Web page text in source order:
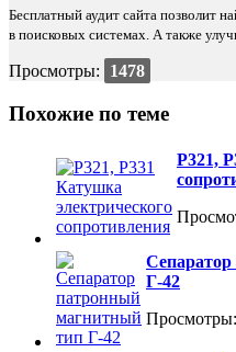
Бесплатный аудит сайта позволит
в поисковых системах. А также
Просмотры: 1478
Похожие по теме
Р321,
Г-42
Просмотры: